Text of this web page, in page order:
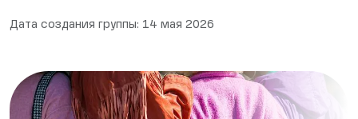
Дата создания группы: 14 мая 2026